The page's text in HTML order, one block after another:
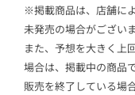
※掲載商品は、店舗に
未発売の場合がございま
また、予想を大きく上
場合は、掲載中の商品
販売を終了している場